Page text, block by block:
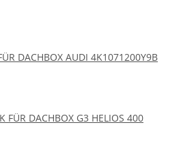
DACHBOX AUDI 4K1071200Y9B